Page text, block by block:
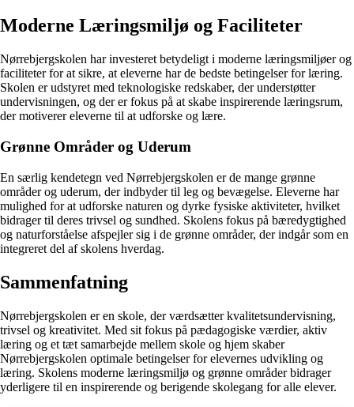
Moderne Læringsmiljø og Faciliteter
Nørrebjergskolen har investeret betydeligt i moderne læringsmiljøer og
faciliteter for at sikre, at eleverne har de bedste betingelser for læring.
Skolen er udstyret med teknologiske redskaber, der understøtter
undervisningen, og der er fokus på at skabe inspirerende læringsrum,
der motiverer eleverne til at udforske og lære.
Grønne Områder og Uderum
En særlig kendetegn ved Nørrebjergskolen er de mange grønne
områder og uderum, der indbyder til leg og bevægelse. Eleverne har
mulighed for at udforske naturen og dyrke fysiske aktiviteter, hvilket
bidrager til deres trivsel og sundhed. Skolens fokus på bæredygtighed
og naturforståelse afspejler sig i de grønne områder, der indgår som en
integreret del af skolens hverdag.
Sammenfatning
Nørrebjergskolen er en skole, der værdsætter kvalitetsundervisning,
trivsel og kreativitet. Med sit fokus på pædagogiske værdier, aktiv
læring og et tæt samarbejde mellem skole og hjem skaber
Nørrebjergskolen optimale betingelser for elevernes udvikling og
læring. Skolens moderne læringsmiljø og grønne områder bidrager
yderligere til en inspirerende og berigende skolegang for alle elever.